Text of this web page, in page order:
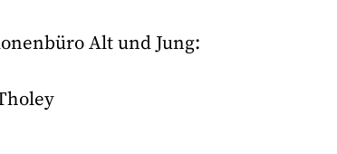
Alt und Jung: